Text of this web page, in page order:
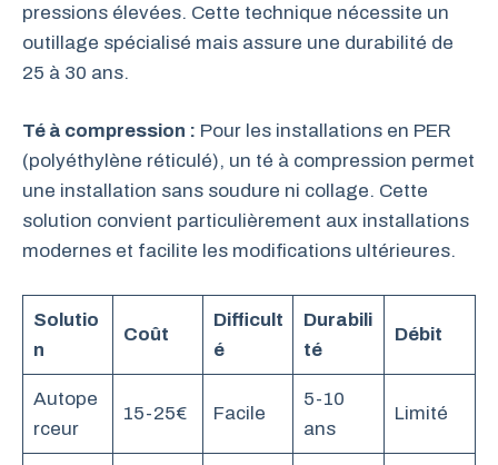
pressions élevées. Cette technique nécessite un
outillage spécialisé mais assure une durabilité de
25 à 30 ans.
Té à compression : Pour les installations en PER
(polyéthylène réticulé), un té à compression permet
une installation sans soudure ni collage. Cette
solution convient particulièrement aux installations
modernes et facilite les modifications ultérieures.
Solutio
n
Coût
Difficult
é
Durabili
té
Débit
Autope
rceur
15-25€ Facile
5-10
ans
Limité